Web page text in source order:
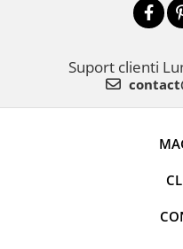
Suport clienti